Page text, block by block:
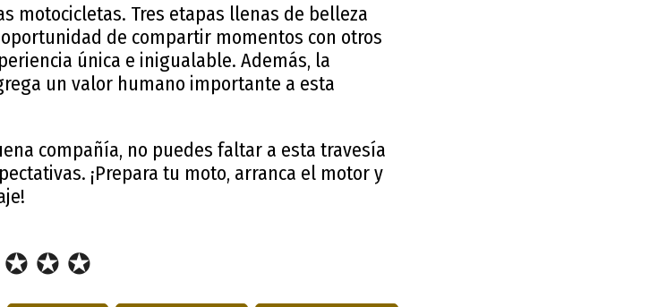
motocicletas. Tres etapas llenas de belleza
de compartir momentos con otros
única e inigualable. Además, la
un valor humano importante a esta
compañía, no puedes faltar a esta travesía
¡Prepara tu moto, arranca el motor y
✪ ✪ ✪